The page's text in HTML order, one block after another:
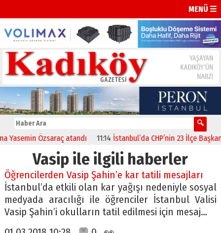
MENÜ ☰
Özsaraç atandı 11:14 İstanbul’da CHP’nin 23 İlçe Başkanı
Vasip ile ilgili haberler
Öğrencilerden Vasip Şahin’e kar tatili mesajları
İstanbul’da etkili olan kar yağışı nedeniyle sosyal
medyada aracılığı ile öğrenciler İstanbul Valisi
Vasip Şahin’i okulların tatil edilmesi için mesaj…